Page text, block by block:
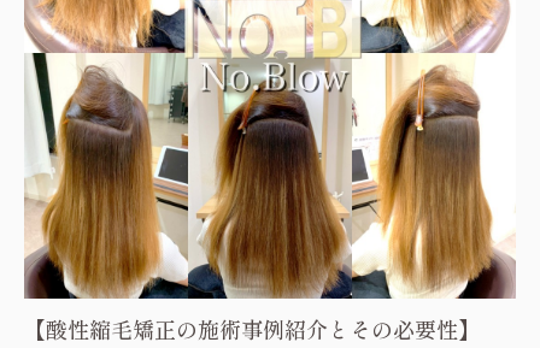
【酸性縮毛矯正の施術事例紹介とその必要性】